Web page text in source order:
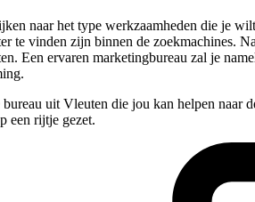
naar het type werkzaamheden die je
te vinden zijn binnen de zoekmachines.
Een ervaren marketingbureau zal je
uit Vleuten die jou kan helpen naar
een rijtje gezet.